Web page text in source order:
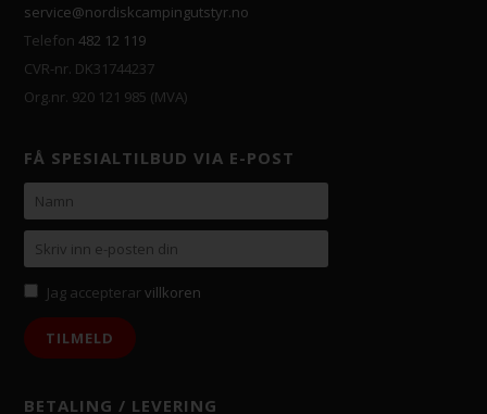
service@nordiskcampingutstyr.no
Telefon482 12 119
CVR-nr. DK31744237
Org.nr. 920 121 985 (MVA)
FÅ SPESIALTILBUD VIA E-POST
Jag accepterarvillkoren
BETALING / LEVERING